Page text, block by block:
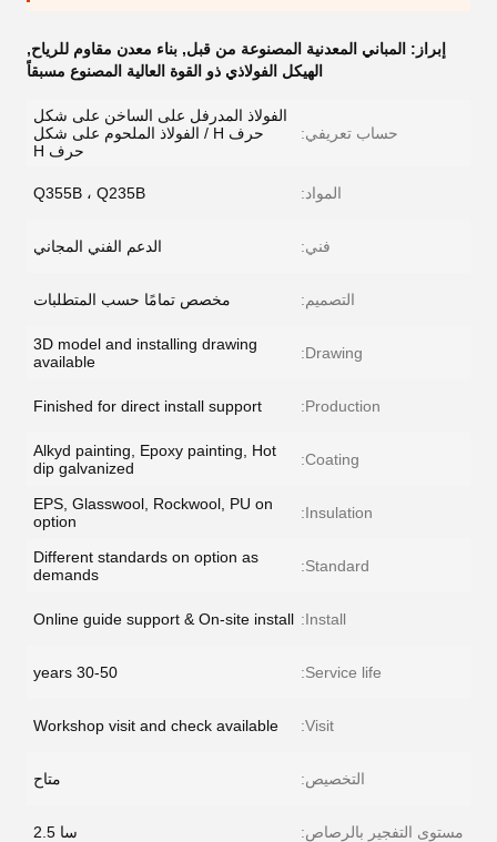
إبراز: المباني المعدنية المصنوعة من قبل, بناء معدن مقاوم للرياح,
الهيكل الفولاذي ذو القوة العالية المصنوع مسبقاً
حساب تعريفي:
الفولاذ المدرفل على الساخن على شكل
حرف H / الفولاذ الملحوم على شكل
حرف H
المواد: Q355B ، Q235B
فني: الدعم الفني المجاني
التصميم: مخصص تمامًا حسب المتطلبات
Drawing:
3D model and installing drawing
available
Production:
Finished for direct install support
Coating:
Alkyd painting, Epoxy painting, Hot
dip galvanized
Insulation:
EPS, Glasswool, Rockwool, PU on
option
Standard:
Different standards on option as
demands
Install:
Online guide support & On-site install
Service life:
30-50 years
Visit:
Workshop visit and check available
التخصيص: متاح
مستوى التفجير بالرصاص: سا 2.5